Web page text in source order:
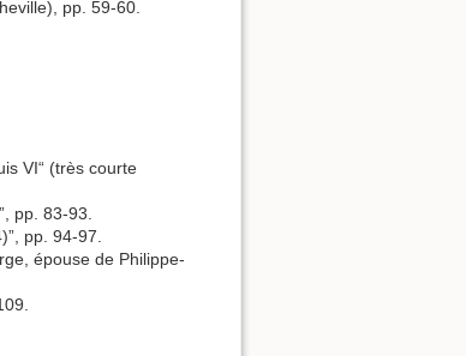
pp. 59-60.
VI“ (très courte
pp. 83-93.
pp. 94-97.
épouse de Philippe-